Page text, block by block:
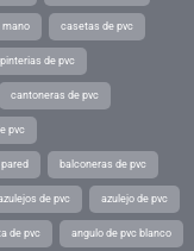
mano casetas de pvc
de pvc
cantoneras de pvc
pvc
balconeras de pvc
de pvc azulejo de pvc
de pvc angulo de pvc blanco